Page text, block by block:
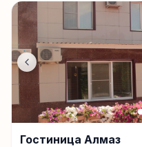
Гостиница Алмаз